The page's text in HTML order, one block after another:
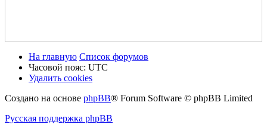
На главную Список форумов
Часовой пояс: UTC
Удалить cookies
Создано на основе phpBB® Forum Software © phpBB Limited
Русская поддержка phpBB